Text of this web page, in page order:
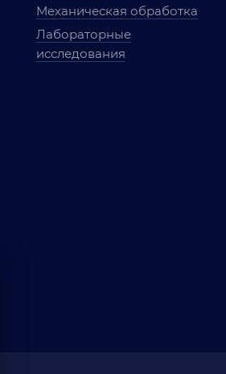
Механическая обработка
Лабораторные
исследования